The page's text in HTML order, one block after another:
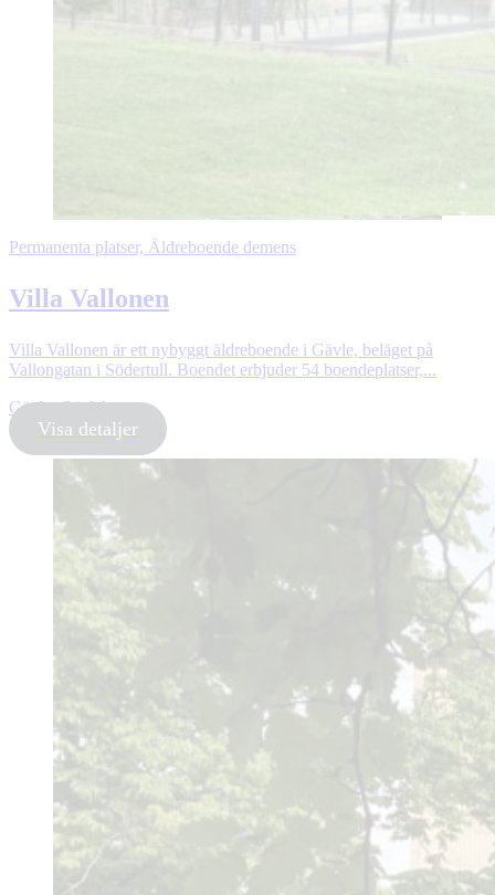
Permanenta platser, Äldreboende demens
Villa Vallonen
Villa Vallonen är ett nybyggt äldreboende i Gävle, beläget på
Vallongatan i Södertull. Boendet erbjuder 54 boendeplatser,...
Gävle, Gävleborg
Visa detaljer